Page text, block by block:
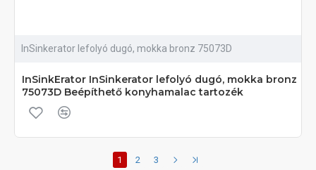
InSinkerator lefolyó dugó, mokka bronz 75073D
InSinkErator InSinkerator lefolyó dugó, mokka bronz
75073D Beépíthető konyhamalac tartozék
1 2
3